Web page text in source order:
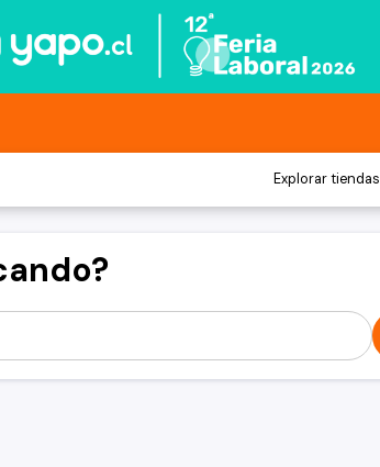
Explorar tiendas